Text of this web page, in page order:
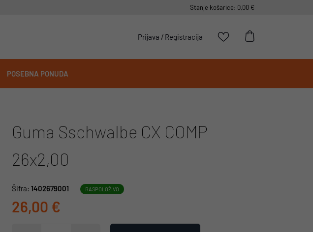
Stanje košarice: 0,00 €
Prijava / Registracija
POSEBNA PONUDA
Guma Sschwalbe CX COMP
26x2,00
Šifra: 1402679001 RASPOLOŽIVO
26,00 €